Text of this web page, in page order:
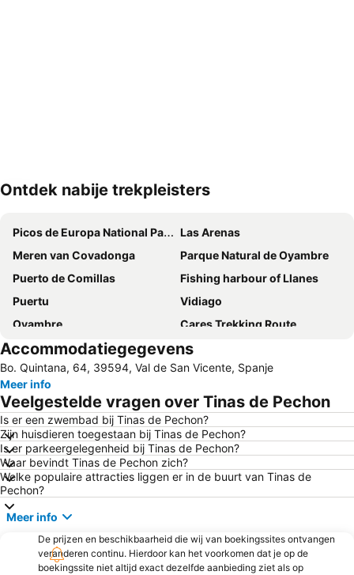
Kaart uitvouwen
Ontdek nabije trekpleisters
Picos de Europa National Park
Las Arenas
Meren van Covadonga
Parque Natural de Oyambre
Puerto de Comillas
Fishing harbour of Llanes
Puertu
Vidiago
Oyambre
Cares Trekking Route
Funicular de Bulnes
La Franca
Pendueles
Puerto de Suances
Conjunto histórico de Bárcena Mayor
de Comillas
Mogrovejo
Santa María de Colombres
Santuario de la Barquera
Andrín
Iglesia de Niembro
Zoológico de Santillana del Mar
Parque natural de las Dunas de Liencres
Mirador de La Franca
Buelna
Pestaña
Torre de Don Beltrán de la Cueva
Accommodatiegegevens
Bo. Quintana, 64, 39594, Val de San Vicente, Spanje
Meer info
Veelgestelde vragen over Tinas de Pechon
Is er een zwembad bij Tinas de Pechon?
Zijn huisdieren toegestaan bij Tinas de Pechon?
Is er parkeergelegenheid bij Tinas de Pechon?
Waar bevindt Tinas de Pechon zich?
Welke populaire attracties liggen er in de buurt van Tinas de
Pechon?
Meer info
De prijzen en beschikbaarheid die wij van boekingssites ontvangen
veranderen continu. Hierdoor kan het voorkomen dat je op de
boekingssite niet altijd exact dezelfde aanbieding ziet als op